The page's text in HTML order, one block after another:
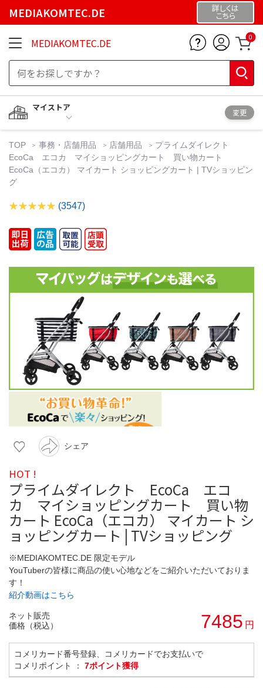
MEDIAKOMTEC.DE 詳しくは
こちら
MEDIAKOMTEC.DE 0
マイストア
変更
TOP 事務・店舗用品 店舗用品
プライムダイレクト
EcoCa エコカ マイショッピングカート 買い物カート
EcoCa（エコカ） マイカート ショッピングカート | TVショッピン
グ
(3547)
シェア
HOT !
プライムダイレクト EcoCa エコ
カ マイショッピングカート 買い物
カート EcoCa（エコカ） マイカート シ
ョッピングカート | TVショッピング
※MEDIAKOMTEC.DE 限定モデル
YouTuberの皆様に商品の使い心地などをご紹介いただいておりま
す！
紹介動画はこちら
ネット販売
価格（税込）
7485 円
コメリカード番号登録、コメリカードでお支払いで
コメリポイント ： 7ポイント獲得